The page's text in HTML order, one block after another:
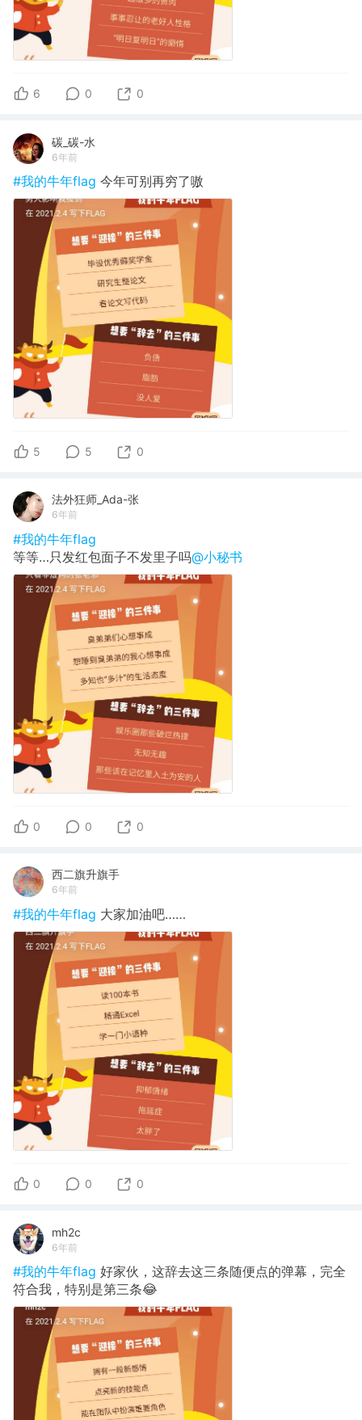
6 0 0
碳_碳-水
6年前
#我的牛年flag 今年可别再穷了嗷
5 5 0
法外狂师_Ada-张
6年前
#我的牛年flag
等等…只发红包面子不发里子吗@小秘书
0 0 0
西二旗升旗手
6年前
#我的牛年flag 大家加油吧……
0 0 0
mh2c
6年前
#我的牛年flag 好家伙，这辞去这三条随便点的弹幕，完全
符合我，特别是第三条😂